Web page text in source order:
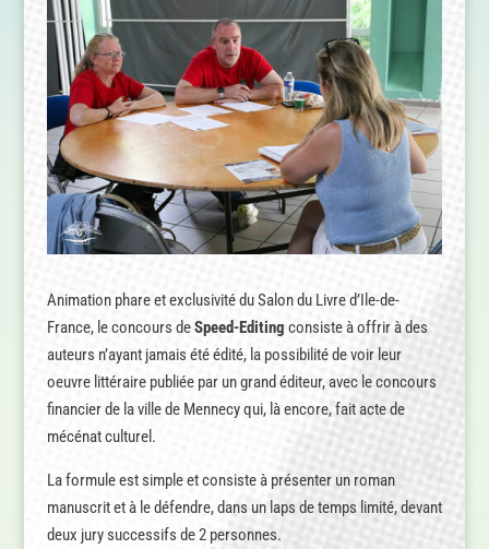
Animation phare et exclusivité du Salon du Livre d’Ile-de-
France, le concours deSpeed-Editing consiste à offrir à des
auteurs n’ayant jamais été édité, la possibilité de voir leur
oeuvre littéraire publiée par un grand éditeur, avec le concours
financier de la ville de Mennecy qui, là encore, fait acte de
mécénat culturel.
La formule est simple et consiste à présenter un roman
manuscrit et à le défendre, dans un laps de temps limité, devant
deux jury successifs de 2 personnes.